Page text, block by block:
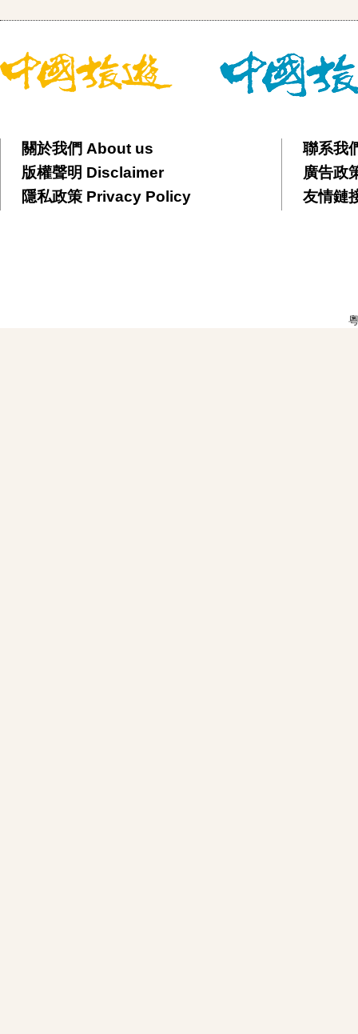
關於我們 About us
版權聲明 Disclaimer
隱私政策 Privacy Policy
聯系我
廣告政
友情鏈